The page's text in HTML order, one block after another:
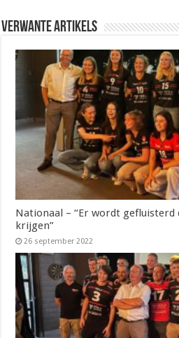
Verwante artikels
Nationaal – “Er wordt gefluisterd
krijgen”
26 september 2022